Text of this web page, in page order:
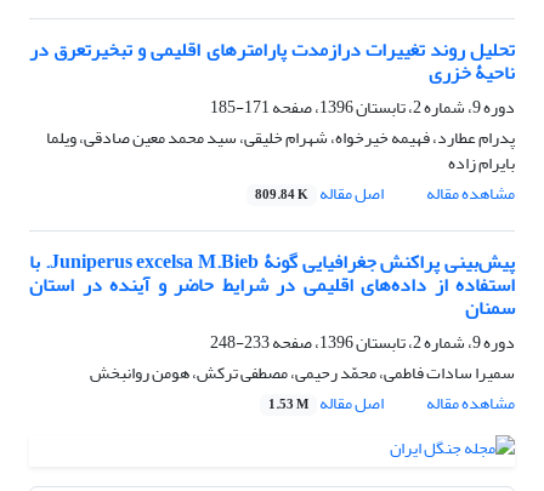
تحلیل روند تغییرات درازمدت پارامترهای اقلیمی و تبخیرتعرق در
ناحیۀ خزری
دوره 9، شماره 2، تابستان 1396، صفحه
171-185
پدرام عطارد، فهیمه خیرخواه، شهرام خلیقی، سید محمد معین صادقی، ویلما
بایرام زاده
مشاهده مقاله
اصل مقاله 809.84 K
پیش‌بینی پراکنش جغرافیایی گونۀ Juniperus excelsa M.Bieb. با
استفاده از داده‌های اقلیمی در شرایط حاضر و آینده در استان
سمنان
دوره 9، شماره 2، تابستان 1396، صفحه
233-248
سمیرا سادات فاطمی، محمّد رحیمی، مصطفی ترکش، هومن روانبخش
مشاهده مقاله
اصل مقاله 1.53 M